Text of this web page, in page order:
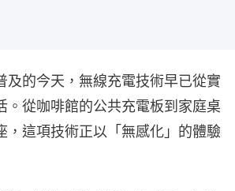
及的今天，無線充電技術早已從實
。從咖啡館的公共充電板到家庭桌
，這項技術正以「無感化」的體驗